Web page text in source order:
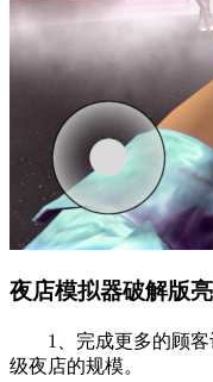
夜店模拟器破解版亮
1、完成更多的顾客
级夜店的规模。